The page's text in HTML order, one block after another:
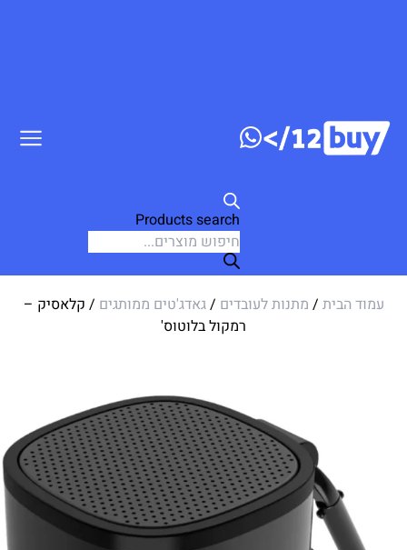
Products search
עמוד הבית/מתנות לעובדים/ גאדג'טים ממותגים/ קלאסיק –
רמקול בלוטוס'